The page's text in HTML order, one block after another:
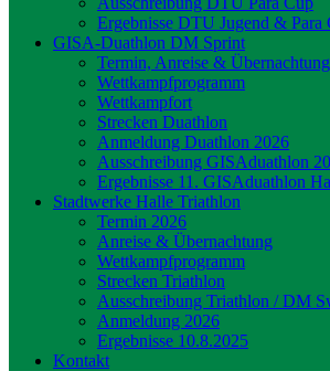
Ergebnisse DTU Jugend & Para
GISA-Duathlon DM Sprint
Termin, Anreise & Übernachtung
Wettkampfprogramm
Wettkampfort
Strecken Duathlon
Anmeldung Duathlon 2026
Ausschreibung GISAduathlon
Ergebnisse 11. GISAduathlon
Stadtwerke Halle Triathlon
Termin 2026
Anreise & Übernachtung
Wettkampfprogramm
Strecken Triathlon
Ausschreibung Triathlon / DM
Anmeldung 2026
Ergebnisse 10.8.2025
Kontakt